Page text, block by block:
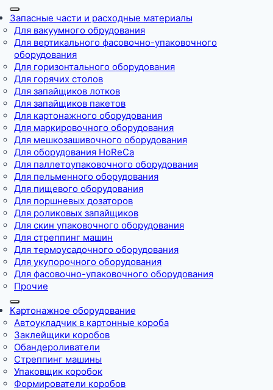
Запасные части и расходные материалы
Для вакуумного обрудования
Для вертикального фасовочно-упаковочного
оборудования
Для горизонтального оборудования
Для горячих столов
Для запайщиков лотков
Для запайщиков пакетов
Для картонажного оборудования
Для маркировочного оборудования
Для мешкозашивочного оборудования
Для оборудования HoReCa
Для паллетоупаковочного оборудования
Для пельменного оборудования
Для пищевого оборудования
Для поршневых дозаторов
Для роликовых запайщиков
Для скин упаковочного оборудования
Для стреппинг машин
Для термоусадочного оборудования
Для укупорочного оборудования
Для фасовочно-упаковочного оборудования
Прочие
Картонажное оборудование
Автоукладчик в картонные короба
Заклейщики коробов
Обандероливатели
Стреппинг машины
Упаковщик коробок
Формирователи коробов